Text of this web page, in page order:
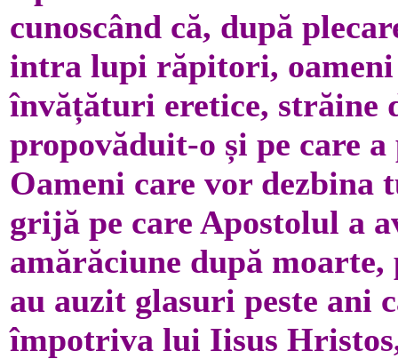
cunoscând că, după
intra lupi răpitori,
învățături eretice, străine
propovăduit-o și pe care
Oameni care vor dezbina
grijă pe care Apostolul a
amărăciune după
au auzit glasuri peste ani
împotriva lui Iisus